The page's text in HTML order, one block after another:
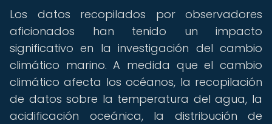
Los datos recopilados por observadores
aficionados han tenido un impacto
significativo en la investigación del cambio
climático marino. A medida que el cambio
climático afecta los océanos, la recopilación
de datos sobre la temperatura del agua, la
acidificación oceánica, la distribución de